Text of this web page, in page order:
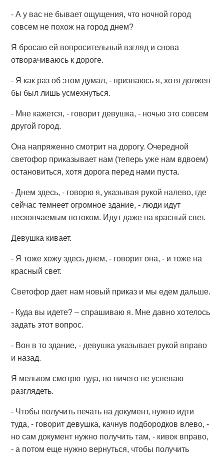
- А у вас не бывает ощущения, что ночной город
совсем не похож на город днем?
Я бросаю ей вопросительный взгляд и снова
отворачиваюсь к дороге.
- Я как раз об этом думал, - признаюсь я, хотя должен
бы был лишь усмехнуться.
- Мне кажется, - говорит девушка, - ночью это совсем
другой город.
Она напряженно смотрит на дорогу. Очередной
светофор приказывает нам (теперь уже нам вдвоем)
остановиться, хотя дорога перед нами пуста.
- Днем здесь, - говорю я, указывая рукой налево, где
сейчас темнеет огромное здание, - люди идут
нескончаемым потоком. Идут даже на красный свет.
Девушка кивает.
- Я тоже хожу здесь днем, - говорит она, - и тоже на
красный свет.
Светофор дает нам новый приказ и мы едем дальше.
- Куда вы идете? – спрашиваю я. Мне давно хотелось
задать этот вопрос.
- Вон в то здание, - девушка указывает рукой вправо
и назад.
Я мельком смотрю туда, но ничего не успеваю
разглядеть.
- Чтобы получить печать на документ, нужно идти
туда, - говорит девушка, качнув подбородков влево, -
но сам документ нужно получить там, - кивок вправо,
- а потом еще нужно вернуться, чтобы получить